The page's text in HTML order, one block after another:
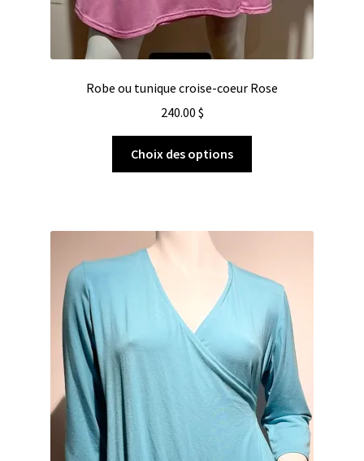
Robe ou tunique croise-coeur Rose
240.00 $
Choix des options